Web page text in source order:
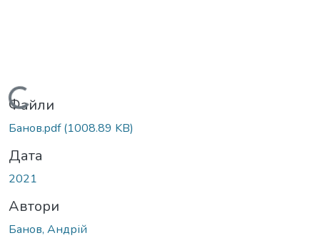
Вантажиться...
Файли
Банов.pdf(1008.89 KB)
Дата
2021
Автори
Банов, Андрій